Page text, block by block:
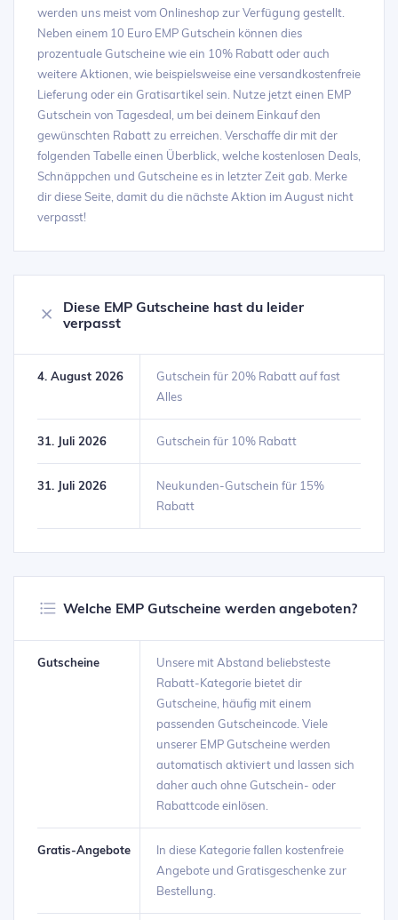
werden uns meist vom Onlineshop zur Verfügung gestellt.
Neben einem 10 Euro EMP Gutschein können dies
prozentuale Gutscheine wie ein 10% Rabatt oder auch
weitere Aktionen, wie beispielsweise eine versandkostenfreie
Lieferung oder ein Gratisartikel sein. Nutze jetzt einen EMP
Gutschein von Tagesdeal, um bei deinem Einkauf den
gewünschten Rabatt zu erreichen. Verschaffe dir mit der
folgenden Tabelle einen Überblick, welche kostenlosen Deals,
Schnäppchen und Gutscheine es in letzter Zeit gab. Merke
dir diese Seite, damit du die nächste Aktion im August nicht
verpasst!
Diese EMP Gutscheine hast du leider
verpasst
4. August 2026
Gutschein für 20% Rabatt auf fast
Alles
31. Juli 2026 Gutschein für 10% Rabatt
31. Juli 2026
Neukunden-Gutschein für 15%
Rabatt
Welche EMP Gutscheine werden angeboten?
Gutscheine
Unsere mit Abstand beliebsteste
Rabatt-Kategorie bietet dir
Gutscheine, häufig mit einem
passenden Gutscheincode. Viele
unserer EMP Gutscheine werden
automatisch aktiviert und lassen sich
daher auch ohne Gutschein- oder
Rabattcode einlösen.
Gratis-Angebote
In diese Kategorie fallen kostenfreie
Angebote und Gratisgeschenke zur
Bestellung.